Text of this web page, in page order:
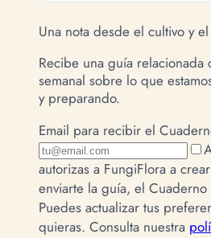
Una nota desde el cultivo y
Recibe una guía relacionada
semanal sobre lo que
y preparando.
Email para recibir el
autorizas a FungiFlora a
enviarte la guía, el
Puedes actualizar tus
quieras. Consulta nuestra